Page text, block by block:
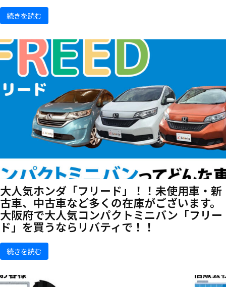
続きを読む
大人気ホンダ「フリード」！！未使用車・新
古車、中古車など多くの在庫がございます。
大阪府で大人気コンパクトミニバン「フリー
ド」を買うならリバティで！！
続きを読む